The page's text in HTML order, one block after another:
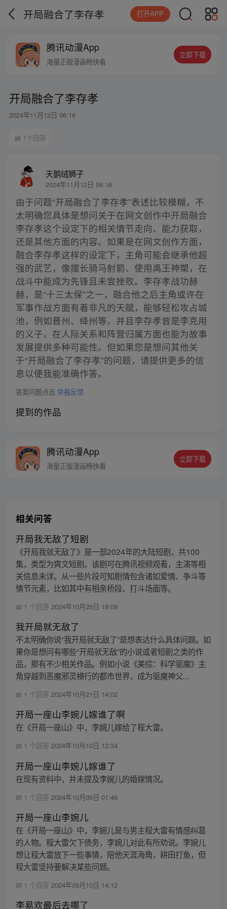
开局融合了李存孝 打开APP
腾讯动漫App
海量正版漫画畅快看
立即下载
开局融合了李存孝
2024年11月12日 06:16
1个回答
天鹅绒狮子
2024年11月12日 06:16
由于问题“开局融合了李存孝”表述比较模糊，不
太明确您具体是想问关于在网文创作中开局融合
李存孝这个设定下的相关情节走向、能力获取，
还是其他方面的内容。如果是在网文创作方面，
融合李存孝这样的设定下，主角可能会继承他超
强的武艺，像擅长骑马射箭、使用禹王神槊，在
战斗中能成为先锋且未尝挫败。李存孝战功赫
赫，是“十三太保”之一，融合他之后主角或许在
军事作战方面有着非凡的天赋，能够轻松攻占城
池，例如晋州、绛州等。并且李存孝曾是李克用
的义子，在人际关系和阵营归属方面也能为故事
发展提供多种可能性。但如果您是想问其他关
于“开局融合了李存孝”的问题，请提供更多的信
息以便我能准确作答。
答案问题点击 举报反馈
提到的作品
腾讯动漫App
海量正版漫画畅快看
立即下载
相关问答
开局我无敌了短剧
《开局我就无敌了》是一部2024年的大陆短剧，共100
集，类型为爽文短剧。该剧可在腾讯视频观看，主演等相
关信息未详。从一些片段可知剧情包含诸如爱情、争斗等
情节元素，比如其中有相亲桥段、打斗场面等。
1 个回答 2024年10月25日 18:09
我开局就无敌了
不太明确你说“我开局就无敌了”是想表达什么具体问题。如
果你是想问有哪些“开局就无敌”的小说或者短剧之类的作
品，那有不少相关作品。例如小说《美综：科学驱魔》主
角穿越到恶魔邪灵横行的都市世界，成为驱魔神父...
1 个回答 2024年10月21日 14:02
开局一座山李婉儿嫁谁了啊
在《开局一座山》中，李婉儿嫁给了程大雷。
1 个回答 2024年10月10日 12:34
开局一座山李婉儿嫁谁了
在现有资料中，并未提及李婉儿的婚嫁情况。
1 个回答 2024年10月05日 01:46
开局一座山李婉儿
在《开局一座山》中，李婉儿是与男主程大雷有情感纠葛
的人物。程大雷欠下债务，李婉儿对此有所劝说。李婉儿
想让程大雷放下一些事情，陪他天涯海角，耕田打鱼，但
程大雷坚持要解决某些问题。
1 个回答 2024年09月10日 14:12
李易欢最后去哪了